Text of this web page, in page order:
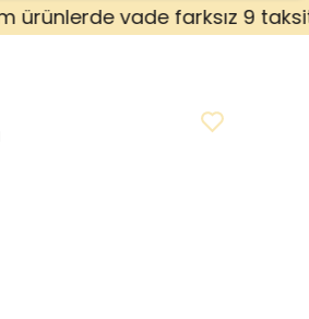
vade farksız 9 taksit